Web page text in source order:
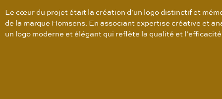
Le cœur du projet était la création d’un logo distinctif et
de la marque Homsens. En associant expertise créative et
un logo moderne et élégant qui reflète la qualité et